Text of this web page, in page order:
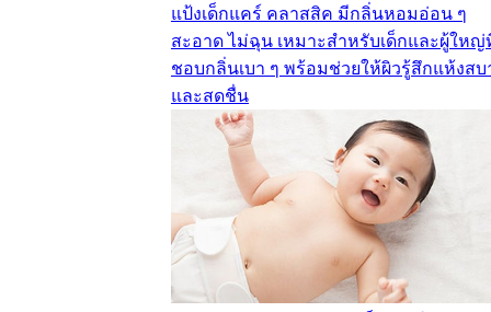
แป้งเด็กแคร์ คลาสสิค มีกลิ่นหอมอ่อน ๆ
สะอาด ไม่ฉุน เหมาะสำหรับเด็กและผู้ใหญ่
ชอบกลิ่นเบา ๆ พร้อมช่วยให้ผิวรู้สึกแห้งสบ
และสดชื่น